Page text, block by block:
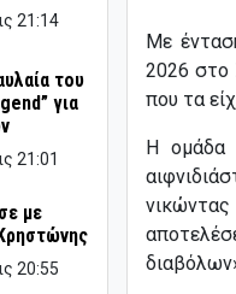
21:14
του
για
21:01
με
20:55
Με
2026 στο
που τα
Η ομάδα